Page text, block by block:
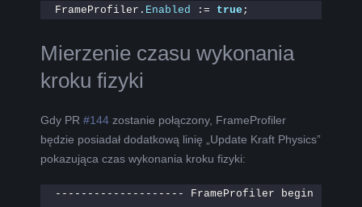
FrameProfiler. Enabled := true ;
Mierzenie czasu wykonania
kroku fizyki
Gdy PR #144 zostanie połączony, FrameProfiler
będzie posiadał dodatkową linię „Update Kraft Physics”
pokazująca czas wykonania kroku fizyki:
-------------------- FrameProfiler begin